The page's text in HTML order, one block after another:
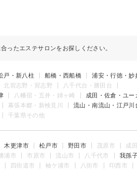
ったエステサロンをお探しください。
戸・新八柱 船橋・西船橋
浦安・行徳・妙
北習志野・習志野
八千代台・勝田台
八幡宿・五井・姉ヶ崎
成田・佐倉・ユー
幕張本郷・新検見川
流山・南流山・江戸川
千葉県その他
木更津市 松戸市 野田市 茂原市
成
浦市
市原市 流山市 八千代市
我孫
四街道市
袖ケ浦市 八街市 印西市